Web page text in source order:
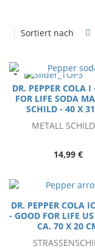
Sortiert nach
DR. PEPPER COLA I
FOR LIFE SODA
SCHILD - 40 X
METALL
14,99 €
DR. PEPPER COLA
- GOOD FOR LIFE
CA. 70 X 20